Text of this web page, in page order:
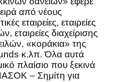
από νέους
εταιρείες, εταιρείες
εταιρείες διαχείρισης
«κοράκια» της
κ.λπ. Όλα αυτά
πλαίσιο που ξεκινά
– Σημίτη για